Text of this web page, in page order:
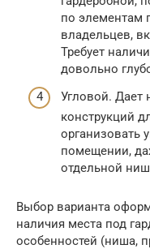
по элементам
владельцев,
Требует
довольно
Угловой. Дает
конструкций
организовать
помещении,
отдельной
Выбор варианта
наличия места под
особенностей (ниша,